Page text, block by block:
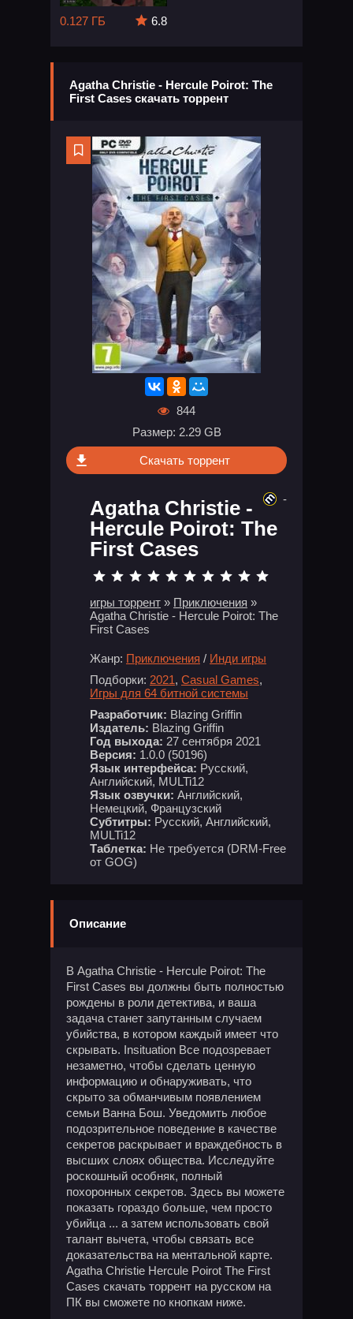
0.127 ГБ
6.8
Agatha Christie - Hercule Poirot: The
First Cases скачать торрент
844
Размер: 2.29 GB
Скачать торрент
Agatha Christie -
Hercule Poirot: The
First Cases
игры торрент » Приключения »
Agatha Christie - Hercule Poirot: The
First Cases
Жанр: Приключения / Инди игры
Подборки: 2021, Casual Games,
Игры для 64 битной системы
Разработчик: Blazing Griffin
Издатель: Blazing Griffin
Год выхода: 27 сентября 2021
Версия: 1.0.0 (50196)
Язык интерфейса: Русский,
Английский, MULTi12
Язык озвучки: Английский,
Немецкий, Французский
Субтитры: Русский, Английский,
MULTi12
Таблетка: Не требуется (DRM-Free
от GOG)
-
Описание
В Agatha Christie - Hercule Poirot: The
First Cases вы должны быть полностью
рождены в роли детектива, и ваша
задача станет запутанным случаем
убийства, в котором каждый имеет что
скрывать. Insituation Все подозревает
незаметно, чтобы сделать ценную
информацию и обнаруживать, что
скрыто за обманчивым появлением
семьи Ванна Бош. Уведомить любое
подозрительное поведение в качестве
секретов раскрывает и враждебность в
высших слоях общества. Исследуйте
роскошный особняк, полный
похоронных секретов. Здесь вы можете
показать гораздо больше, чем просто
убийца ... а затем использовать свой
талант вычета, чтобы связать все
доказательства на ментальной карте.
Agatha Christie Hercule Poirot The First
Cases скачать торрент на русском на
ПК вы сможете по кнопкам ниже.